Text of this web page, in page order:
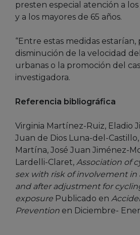
presten especial atención a
y a los mayores de 65 años.
“Entre estas medidas
disminución de la velocidad
urbanas o la promoción del
investigadora.
Referencia bibliográfica
Virginia Martínez-Ruiz, Eladio
Juan de Dios Luna-del-
Martína, José Juan Jiménez-
Lardelli-Claret, Association of
sex with risk of involvement in
and after adjustment for
exposure Publicado en
Prevention en Diciembre-